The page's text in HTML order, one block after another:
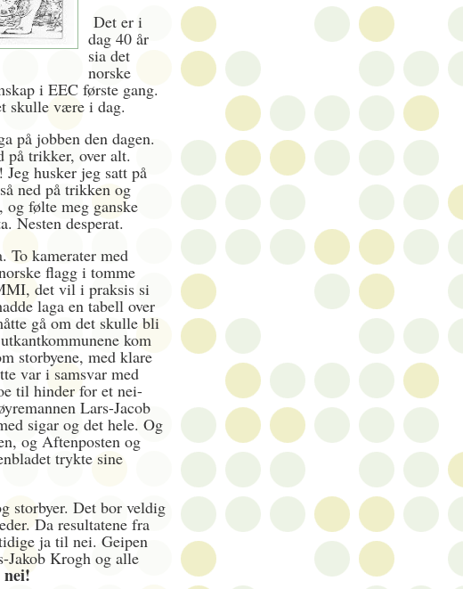
Det er i
dag 40 år
sia det
norske
i EEC første gang.
skulle være i dag.
på jobben den dagen.
på trikker, over alt.
husker jeg satt på
ned på trikken og
og følte meg ganske
Nesten desperat.
To kamerater med
flagg i tomme
det vil i praksis si
laga en tabell over
gå om det skulle bli
kom
storbyene, med klare
var i samsvar med
til hinder for et nei-
Lars-Jacob
sigar og det hele. Og
og Aftenposten og
trykte sine
storbyer. Det bor veldig
Da resultatene fra
ja til nei. Geipen
Jakob Krogh og alle